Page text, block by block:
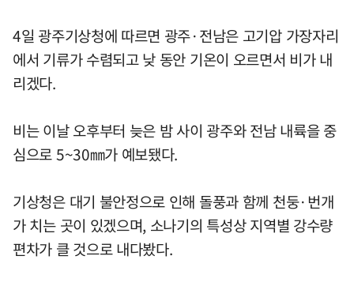
4일 광주기상청에 따르면 광주·전남은 고기압 가장자리
에서 기류가 수렴되고 낮 동안 기온이 오르면서 비가 내
리겠다.
비는 이날 오후부터 늦은 밤 사이 광주와 전남 내륙을 중
심으로 5~30㎜가 예보됐다.
기상청은 대기 불안정으로 인해 돌풍과 함께 천둥·번개
가 치는 곳이 있겠으며, 소나기의 특성상 지역별 강수량
편차가 클 것으로 내다봤다.